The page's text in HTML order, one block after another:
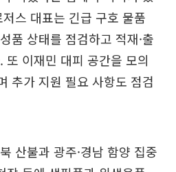
스 대표는 긴급 구호 물품
품 상태를 점검하고 적재·출
또 이재민 대피 공간을 모의
추가 지원 필요 사항도 점검
산불과 광주·경남 함양 집중